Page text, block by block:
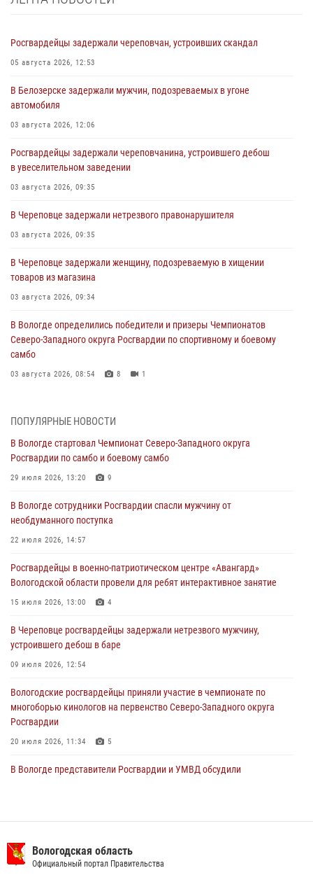
Росгвардейцы задержали череповчан, устроивших скандал
05 августа 2026, 12:53
В Белозерске задержали мужчин, подозреваемых в угоне
автомобиля
03 августа 2026, 12:06
Росгвардейцы задержали череповчанина, устроившего дебош
в увеселительном заведении
03 августа 2026, 09:35
В Череповце задержали нетрезвого правонарушителя
03 августа 2026, 09:35
В Череповце задержали женщину, подозреваемую в хищении
товаров из магазина
03 августа 2026, 09:34
В Вологде определились победители и призеры Чемпионатов
Северо-Западного округа Росгвардии по спортивному и боевому
самбо
03 августа 2026, 08:54 8 1
ОХРАНЫ РОСГВАРДИИ В ВОЛОГОДСКОЙ ОБЛАСТИ ЗАДЕРЖАНО 23
02 августа 2026, 10:37
Росгвардейцы в г. Соколе задержали несовершеннолетнего
31 июля 2026, 06:43
В Вологде стартовал Чемпионат Северо-Западного округа
29 июля 2026, 13:20
В Вологде росгвардейцы задержали мужчину, подозреваемого в
29 июля 2026, 09:08
ПОПУЛЯРНЫЕ НОВОСТИ
В Вологде стартовал Чемпионат Северо-Западного округа
Росгвардии по самбо и боевому самбо
29 июля 2026, 13:20 9
В Вологде сотрудники Росгвардии спасли мужчину от
необдуманного поступка
22 июля 2026, 14:57
Росгвардейцы в военно-патриотическом центре «Авангард»
Вологодской области провели для ребят интерактивное занятие
15 июля 2026, 13:00 4
В Череповце росгвардейцы задержали нетрезвого мужчину,
устроившего дебош в баре
09 июля 2026, 12:54
Вологодские росгвардейцы приняли участие в чемпионате по
многоборью кинологов на первенство Северо-Западного округа
Росгвардии
20 июля 2026, 11:34 5
В Вологде представители Росгвардии и УМВД обсудили
стрельбу
27 июля 2026, 07:28
Вологодская область
Официальный портал Правительства